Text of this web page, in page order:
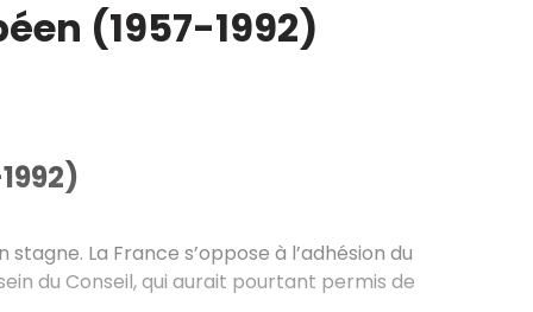
(1957-1992)
La France s’oppose à l’adhésion du
du Conseil, qui aurait pourtant permis de